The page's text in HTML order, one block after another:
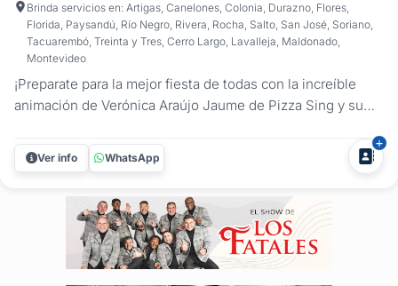
Brinda servicios en: Artigas, Canelones, Colonia, Durazno, Flores,
Florida, Paysandú, Río Negro, Rivera, Rocha, Salto, San José, Soriano,
Tacuarembó, Treinta y Tres, Cerro Largo, Lavalleja, Maldonado,
Montevideo
¡Preparate para la mejor fiesta de todas con la increíble
animación de Verónica Araújo Jaume de Pizza Sing y su
celebre tu Fiesta, Despedida de Año o Evento, nosotros
estamos ahí para asegurarnos de que sea una experiencia
Ver info WhatsApp